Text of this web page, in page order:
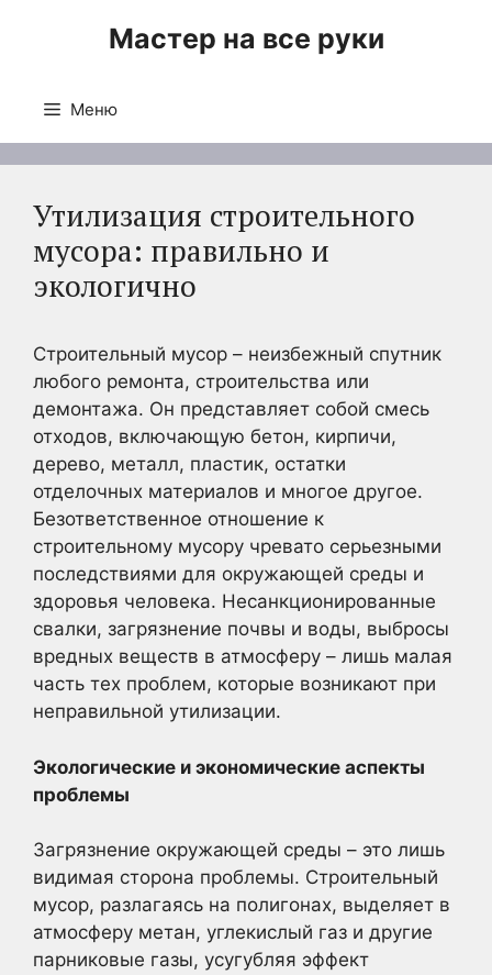
Мастер на все руки
Меню
Утилизация строительного
мусора: правильно и
экологично
Строительный мусор – неизбежный спутник
любого ремонта, строительства или
демонтажа. Он представляет собой смесь
отходов, включающую бетон, кирпичи,
дерево, металл, пластик, остатки
отделочных материалов и многое другое.
Безответственное отношение к
строительному мусору чревато серьезными
последствиями для окружающей среды и
здоровья человека. Несанкционированные
свалки, загрязнение почвы и воды, выбросы
вредных веществ в атмосферу – лишь малая
часть тех проблем, которые возникают при
неправильной утилизации.
Экологические и экономические аспекты
проблемы
Загрязнение окружающей среды – это лишь
видимая сторона проблемы. Строительный
мусор, разлагаясь на полигонах, выделяет в
атмосферу метан, углекислый газ и другие
парниковые газы, усугубляя эффект